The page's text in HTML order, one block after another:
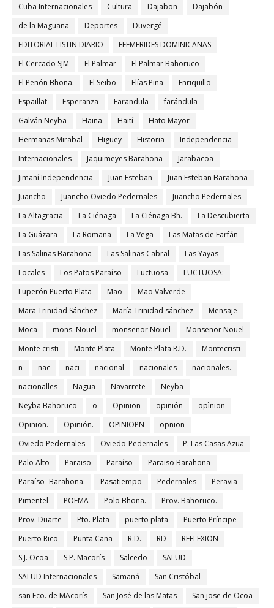
Cuba Internacionales
Cultura Dajabon
Dajabón
de la Maguana
Deportes
Duvergé
EDITORIAL LISTIN DIARIO
EFEMERIDES DOMINICANAS
El Cercado SJM
El Palmar
El Palmar Bahoruco
El Peñón Bhona.
El Seibo Elías Piña
Enriquillo
Espaillat
Esperanza Farandula
farándula
Galván Neyba
Haina Haití
Hato Mayor
Hermanas Mirabal
Higuey Historia
Independencia
Internacionales
Jaquimeyes Barahona
Jarabacoa
Jimaní Independencia
Juan Esteban
Juan Esteban Barahona
Juancho
Juancho Oviedo Pedernales
Juancho Pedernales
La Altagracia
La Ciénaga La Ciénaga Bh.
La Descubierta
La Guázara
La Romana La Vega
Las Matas de Farfán
Las Salinas Barahona
Las Salinas Cabral
Las Yayas
Locales
Los Patos Paraíso Luctuosa
LUCTUOSA:
Luperón Puerto Plata
Mao
Mao Valverde
Mara Trinidad Sánchez
María Trinidad sánchez
Mensaje
Moca
mons. Nouel monseñor Nouel
Monseñor Nouel
Monte cristi
Monte Plata Monte Plata R.D.
Montecristi
n
nac naci nacional nacionales
nacionales.
nacionalles
Nagua Navarrete
Neyba
Neyba Bahoruco
o Opinion opinión
opìnion
Opinion.
Opinión. OPINIOPN
opnion
Oviedo Pedernales
Oviedo-Pedernales
P. Las Casas Azua
Palo Alto
Paraiso Paraíso
Paraiso Barahona
Paraíso- Barahona.
Pasatiempo Pedernales
Peravia
Pimentel
POEMA Polo Bhona.
Prov. Bahoruco.
Prov. Duarte
Pto. Plata puerto plata
Puerto Príncipe
Puerto Rico
Punta Cana R.D. RD
REFLEXION
S.J. Ocoa
S.P. Macorís Salcedo
SALUD
SALUD Internacionales
Samaná
San Cristóbal
san Fco. de MAcorís
San José de las Matas
San jose de Ocoa